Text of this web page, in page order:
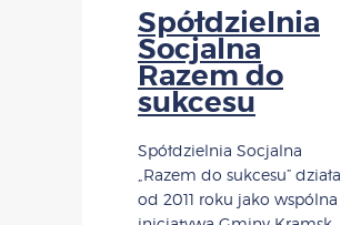
Spółdzielnia
Socjalna
Razem do
sukcesu
Spółdzielnia Socjalna
„Razem do sukcesu” działa
od 2011 roku jako wspólna